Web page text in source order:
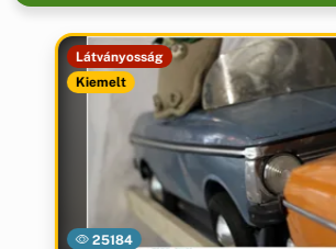
25184
Látványosság
Kiemelt